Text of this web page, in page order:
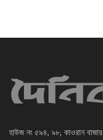
হাউজ নং ৫৯৪, ৯৮, কাওরান বাজার